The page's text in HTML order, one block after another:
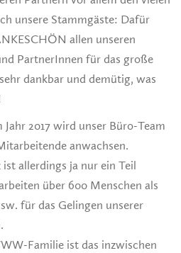
unsere Stammgäste: Dafür
allen unseren
PartnerInnen für das große
dankbar und demütig, was
2017 wird unser Büro-Team
anwachsen.
allerdings ja nur ein Teil
über 600 Menschen als
für das Gelingen unserer
Familie ist das inzwischen